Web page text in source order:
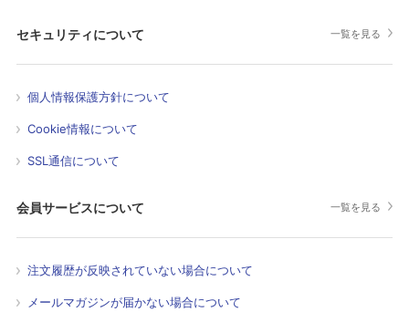
セキュリティについて 一覧を見る
個人情報保護方針について
Cookie情報について
SSL通信について
会員サービスについて 一覧を見る
注文履歴が反映されていない場合について
メールマガジンが届かない場合について